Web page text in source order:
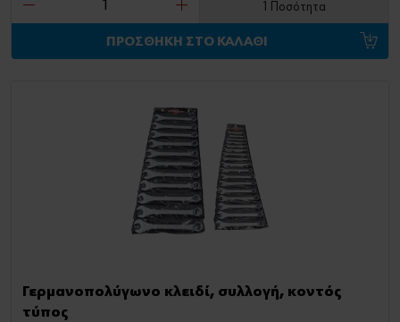
1 Ποσότητα
ΠΡΟΣΘΗΚΗ ΣΤΟ ΚΑΛΑΘΙ
Γερμανοπολύγωνο κλειδί, συλλογή, κοντός
τύπος